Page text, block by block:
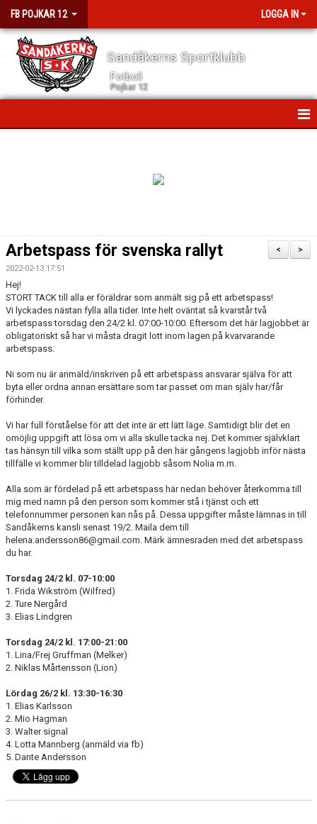
FB POJKAR 12 LOGGA IN
Sandåkerns Sportklubb
Fotboll
Pojkar 12
TRUPPEN
BILDGALLERI
DOKUMENT
KONTAKT
ANMÄLAN/REGISTRERING TILL SSK POJKAR 2012
>
<
Arbetspass för svenska rallyt
2022-02-13 17:51
Hej!
STORT TACK till alla er föräldrar som anmält sig på ett arbetspass!
Vi lyckades nästan fylla alla tider. Inte helt oväntat så kvarstår två
arbetspass torsdag den 24/2 kl. 07:00-10:00. Eftersom det här lagjobbet är
obligatoriskt så har vi måsta dragit lott inom lagen på kvarvarande
arbetspass.
Ni som nu är anmäld/inskriven på ett arbetspass ansvarar själva för att
byta eller ordna annan ersättare som tar passet om man själv har/får
förhinder.
Vi har full förståelse för att det inte är ett lätt läge. Samtidigt blir det en
omöjlig uppgift att lösa om vi alla skulle tacka nej. Det kommer självklart
tas hänsyn till vilka som ställt upp på den här gångens lagjobb inför nästa
tillfälle vi kommer blir tilldelad lagjobb såsom Nolia m.m.
Alla som är fördelad på ett arbetspass här nedan behöver återkomma till
mig med namn på den person som kommer stå i tjänst och ett
telefonnummer personen kan nås på. Dessa uppgifter måste lämnas in till
Sandåkerns kansli senast 19/2. Maila dem till
helena.andersson86@gmail.com. Märk ämnesraden med det arbetspass
du har.
Torsdag 24/2 kl. 07-10:00
1. Frida Wikström (Wilfred)
2. Ture Nergård
3. Elias Lindgren
Torsdag 24/2 kl. 17:00-21:00
1. Lina/Frej Gruffman (Melker)
2. Niklas Mårtensson (Lion)
Lördag 26/2 kl. 13:30-16:30
1. Elias Karlsson
2. Mio Hagman
3. Walter signal
4. Lotta Mannberg (anmäld via fb)
5. Dante Andersson